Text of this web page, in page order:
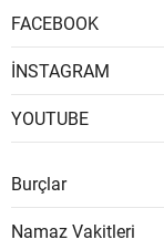
FACEBOOK
İNSTAGRAM
YOUTUBE
Burçlar
Namaz Vakitleri